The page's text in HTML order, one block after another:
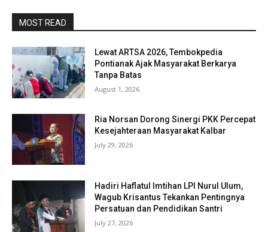
MOST READ
Lewat ARTSA 2026, Tembokpedia
Pontianak Ajak Masyarakat Berkarya
Tanpa Batas
August 1, 2026
Ria Norsan Dorong Sinergi PKK Percepat
Kesejahteraan Masyarakat Kalbar
July 29, 2026
Hadiri Haflatul Imtihan LPI Nurul Ulum,
Wagub Krisantus Tekankan Pentingnya
Persatuan dan Pendidikan Santri
July 27, 2026